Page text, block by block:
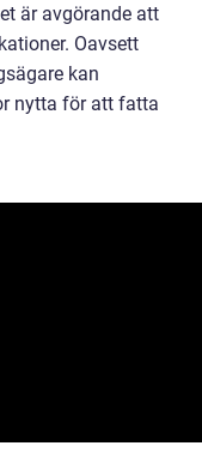
är avgörande att
Oavsett
kan
nytta för att fatta